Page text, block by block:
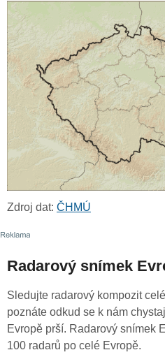
Zdroj dat: ČHMÚ
Radarový snímek
Sledujte radarový kompozit
poznáte odkud se k nám
Evropě prší. Radarový snímek
100 radarů po celé Evropě.